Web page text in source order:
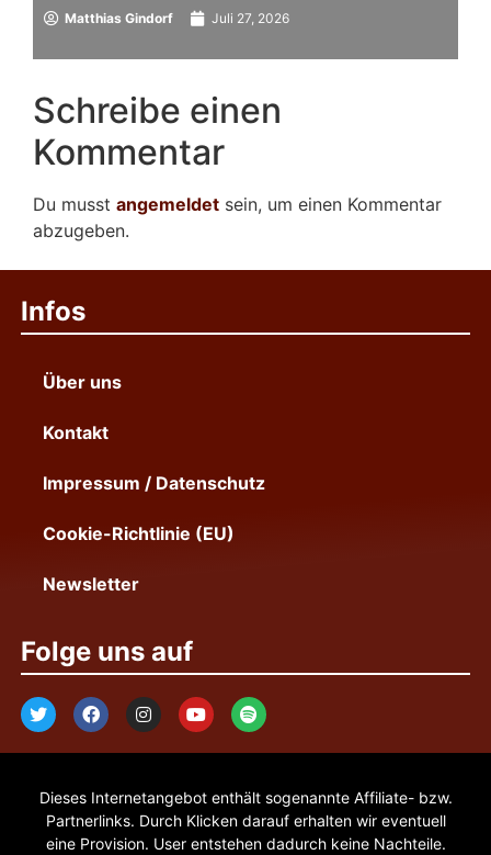
Matthias Gindorf Juli 27, 2026
Schreibe einen
Kommentar
Du musst angemeldet sein, um einen Kommentar
abzugeben.
Infos
Über uns
Kontakt
Impressum / Datenschutz
Cookie-Richtlinie (EU)
Newsletter
Folge uns auf
Dieses Internetangebot enthält sogenannte Affiliate- bzw.
Partnerlinks. Durch Klicken darauf erhalten wir eventuell
eine Provision. User entstehen dadurch keine Nachteile.